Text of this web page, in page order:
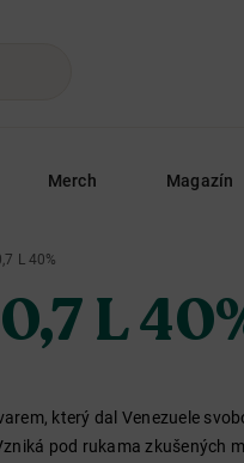
Merch Magazín
L 40%
L
který dal Venezuele
pod rukama zkušených